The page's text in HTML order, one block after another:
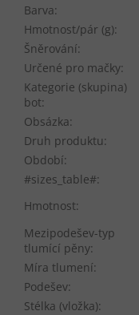
Barva:
Hmotnost/pár (g):
Šněrování:
Určené pro mačky:
Kategorie (skupina)
bot:
Obsázka:
Druh produktu:
Období:
#sizes_table#:
Hmotnost:
Mezipodešev-typ
tlumící pěny:
Míra tlumení:
Podešev:
Stélka (vložka):